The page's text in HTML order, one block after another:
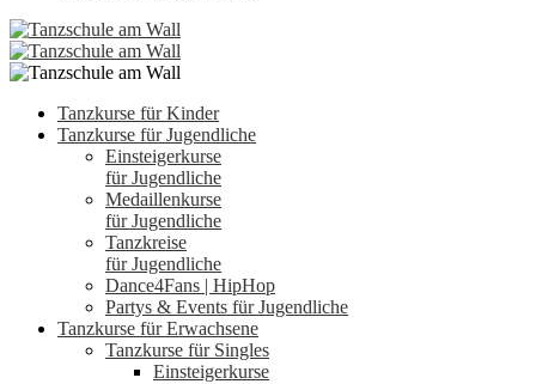
Tanzkurse für Kinder
Tanzkurse für Jugendliche
Einsteigerkurse
für Jugendliche
Medaillenkurse
für Jugendliche
Tanzkreise
für Jugendliche
Dance4Fans | HipHop
Partys & Events für Jugendliche
Tanzkurse für Erwachsene
Tanzkurse für Singles
Einsteigerkurse